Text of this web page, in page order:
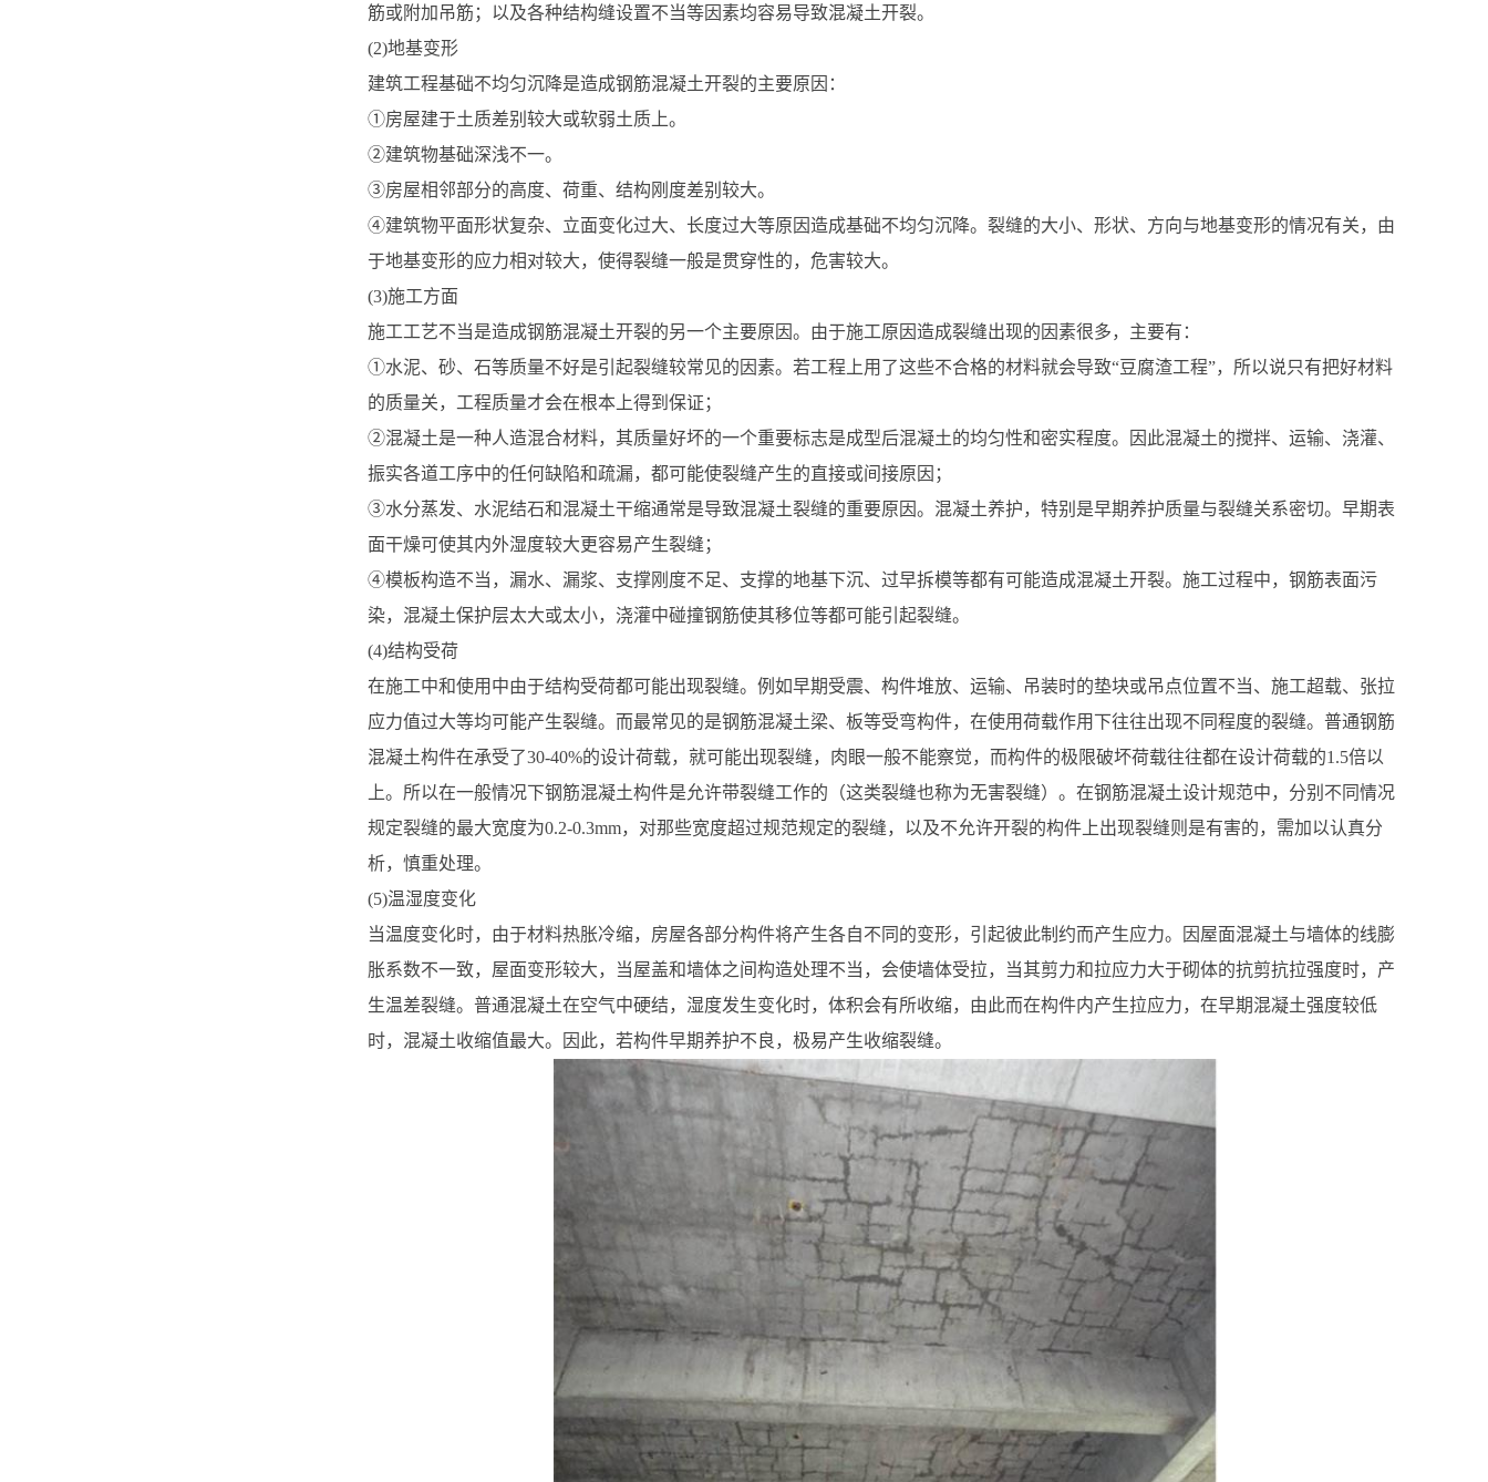
筋或附加吊筋；以及各种结构缝设置不当等因素均容易导致混凝土开裂。
(2)地基变形
建筑工程基础不均匀沉降是造成钢筋混凝土开裂的主要原因：
①房屋建于土质差别较大或软弱土质上。
②建筑物基础深浅不一。
③房屋相邻部分的高度、荷重、结构刚度差别较大。
④建筑物平面形状复杂、立面变化过大、长度过大等原因造成基础不均匀沉降。裂缝的大小、形状、方向与地基变形的情况有关，由
于地基变形的应力相对较大，使得裂缝一般是贯穿性的，危害较大。
(3)施工方面
施工工艺不当是造成钢筋混凝土开裂的另一个主要原因。由于施工原因造成裂缝出现的因素很多，主要有：
①水泥、砂、石等质量不好是引起裂缝较常见的因素。若工程上用了这些不合格的材料就会导致“豆腐渣工程”，所以说只有把好材料
的质量关，工程质量才会在根本上得到保证；
②混凝土是一种人造混合材料，其质量好坏的一个重要标志是成型后混凝土的均匀性和密实程度。因此混凝土的搅拌、运输、浇灌、
振实各道工序中的任何缺陷和疏漏，都可能使裂缝产生的直接或间接原因；
③水分蒸发、水泥结石和混凝土干缩通常是导致混凝土裂缝的重要原因。混凝土养护，特别是早期养护质量与裂缝关系密切。早期表
面干燥可使其内外湿度较大更容易产生裂缝；
④模板构造不当，漏水、漏浆、支撑刚度不足、支撑的地基下沉、过早拆模等都有可能造成混凝土开裂。施工过程中，钢筋表面污
染，混凝土保护层太大或太小，浇灌中碰撞钢筋使其移位等都可能引起裂缝。
(4)结构受荷
在施工中和使用中由于结构受荷都可能出现裂缝。例如早期受震、构件堆放、运输、吊装时的垫块或吊点位置不当、施工超载、张拉
应力值过大等均可能产生裂缝。而最常见的是钢筋混凝土梁、板等受弯构件，在使用荷载作用下往往出现不同程度的裂缝。普通钢筋
混凝土构件在承受了30-40%的设计荷载，就可能出现裂缝，肉眼一般不能察觉，而构件的极限破坏荷载往往都在设计荷载的1.5倍以
上。所以在一般情况下钢筋混凝土构件是允许带裂缝工作的（这类裂缝也称为无害裂缝）。在钢筋混凝土设计规范中，分别不同情况
规定裂缝的最大宽度为0.2-0.3mm，对那些宽度超过规范规定的裂缝，以及不允许开裂的构件上出现裂缝则是有害的，需加以认真分
析，慎重处理。
(5)温湿度变化
当温度变化时，由于材料热胀冷缩，房屋各部分构件将产生各自不同的变形，引起彼此制约而产生应力。因屋面混凝土与墙体的线膨
胀系数不一致，屋面变形较大，当屋盖和墙体之间构造处理不当，会使墙体受拉，当其剪力和拉应力大于砌体的抗剪抗拉强度时，产
生温差裂缝。普通混凝土在空气中硬结，湿度发生变化时，体积会有所收缩，由此而在构件内产生拉应力，在早期混凝土强度较低
时，混凝土收缩值最大。因此，若构件早期养护不良，极易产生收缩裂缝。